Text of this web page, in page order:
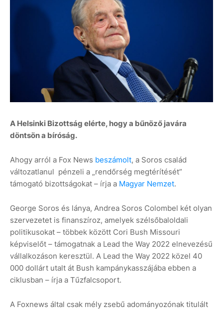
A Helsinki Bizottság elérte, hogy a bűnöző javára
döntsön a bíróság.
Ahogy arról a Fox News beszámolt, a Soros család
változatlanul pénzeli a „rendőrség megtérítését”
támogató bizottságokat – írja a Magyar Nemzet.
George Soros és lánya, Andrea Soros Colombel két olyan
szervezetet is finanszíroz, amelyek szélsőbaloldali
politikusokat – többek között Cori Bush Missouri
képviselőt – támogatnak a Lead the Way 2022 elnevezésű
vállalkozáson keresztül. A Lead the Way 2022 közel 40
000 dollárt utalt át Bush kampánykasszájába ebben a
ciklusban – írja a Tűzfalcsoport.
A Foxnews által csak mély zsebű adományozónak titulált